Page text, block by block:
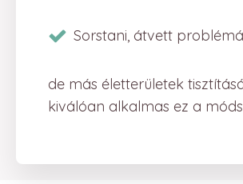
Sorstani, átvett
de más életterületek
kiválóan alkalmas ez a